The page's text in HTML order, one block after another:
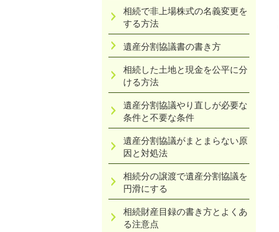
相続で非上場株式の名義変更を
する方法
遺産分割協議書の書き方
相続した土地と現金を公平に分
ける方法
遺産分割協議やり直しが必要な
条件と不要な条件
遺産分割協議がまとまらない原
因と対処法
相続分の譲渡で遺産分割協議を
円滑にする
相続財産目録の書き方とよくあ
る注意点